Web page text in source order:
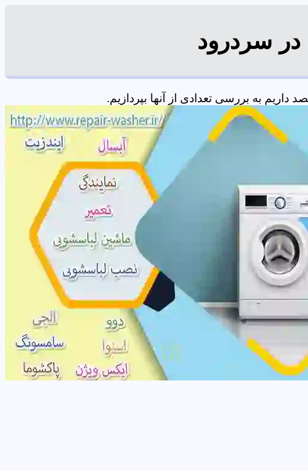
در سردرود
به بررسی تعدادی از آنها بپردازیم.